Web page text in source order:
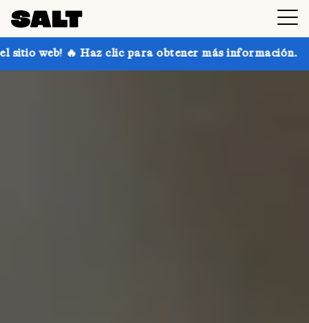
para obtener más información. ¡Consigue